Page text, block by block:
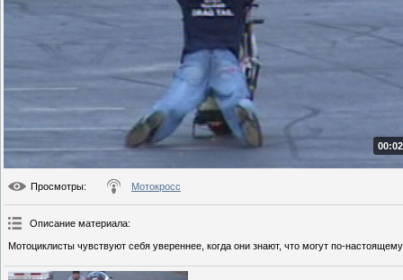
Просмотры: Мотокросс
Описание материала:
Мотоциклисты чувствуют себя увереннее, когда они знают, что могут по-